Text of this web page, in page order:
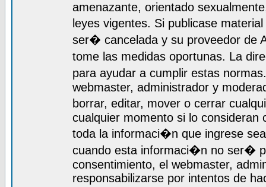
amenazante, orientado
leyes vigentes. Si publicase
ser� cancelada y su proveedor de
tome las medidas oportunas. La
para ayudar a cumplir estas
webmaster, administrador y
borrar, editar, mover o cerrar
cualquier momento si lo consideran
toda la informaci�n que ingrese
cuando esta informaci�n no ser�
consentimiento, el webmaster,
responsabilizarse por intentos de